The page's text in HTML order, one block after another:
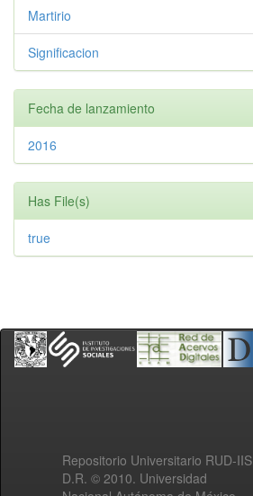
Martirio
Significacion
Fecha de lanzamiento
2016
Has File(s)
true
Repositorio Universitario RUD-IIS
D.R. © 2010. Universidad